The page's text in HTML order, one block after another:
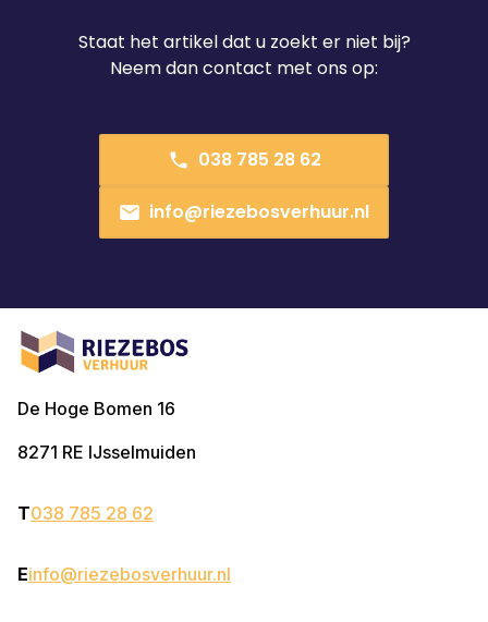
Staat het artikel dat u zoekt er niet bij?
Neem dan contact met ons op:
038 785 28 62
info@riezebosverhuur.nl
De Hoge Bomen 16
8271 RE IJsselmuiden
T038 785 28 62
Einfo@riezebosverhuur.nl